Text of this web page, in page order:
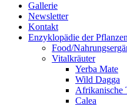
Gallerie
Newsletter
Kontakt
Enzyklopädie der Pflanzen
Food/
Vitalkräuter
Yerba Mate
Wild Dagga
Afrikanische
Calea